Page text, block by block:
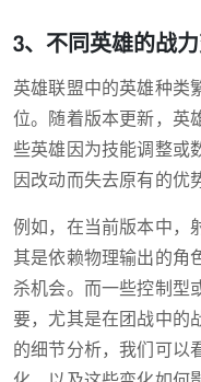
3、不同英雄的战
英雄联盟中的英雄种类
位。随着版本更新，英
些英雄因为技能调整或
因改动而失去原有的优
例如，在当前版本中，
其是依赖物理输出的角
杀机会。而一些控制型
要，尤其是在团战中的
的细节分析，我们可以